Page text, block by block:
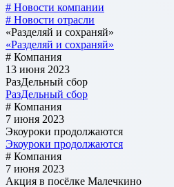
# Новости компании
# Новости отрасли
«Разделяй и сохраняй»
«Разделяй и сохраняй»
# Компания
13 июня 2023
РазДельный сбор
РазДельный сбор
# Компания
7 июня 2023
Экоуроки продолжаются
Экоуроки продолжаются
# Компания
7 июня 2023
Акция в посёлке Малечкино